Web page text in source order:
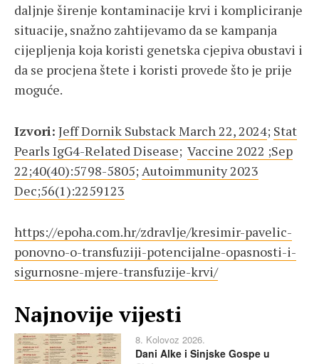
daljnje širenje kontaminacije krvi i kompliciranje
situacije, snažno zahtijevamo da se kampanja
cijepljenja koja koristi genetska cjepiva obustavi i
da se procjena štete i koristi provede što je prije
moguće.
Izvori: Jeff Dornik Substack March 22, 2024; Stat
Pearls IgG4-Related Disease; Vaccine 2022 ;Sep
22;40(40):5798-5805; Autoimmunity 2023
Dec;56(1):2259123
https://epoha.com.hr/zdravlje/kresimir-pavelic-
ponovno-o-transfuziji-potencijalne-opasnosti-i-
sigurnosne-mjere-transfuzije-krvi/
Najnovije vijesti
8. Kolovoz 2026.
Dani Alke i Sinjske Gospe u